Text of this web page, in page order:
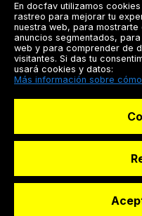
Docfav
©
En docfav utilizamos
rastreo para mejorar tu
nuestra web, para
anuncios segmentados,
web y para comprender de
visitantes. Si das tu
usará cookies y datos:
Más información sobre